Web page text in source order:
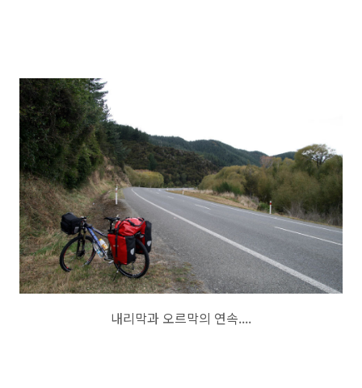
내리막과 오르막의 연속....